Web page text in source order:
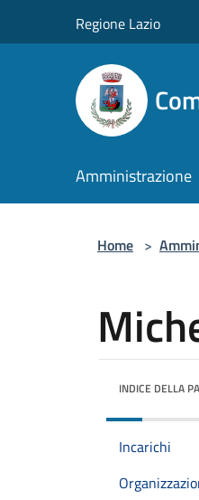
Regione Lazio
Amministrazione
Home >
INDICE DELLA
Incarichi